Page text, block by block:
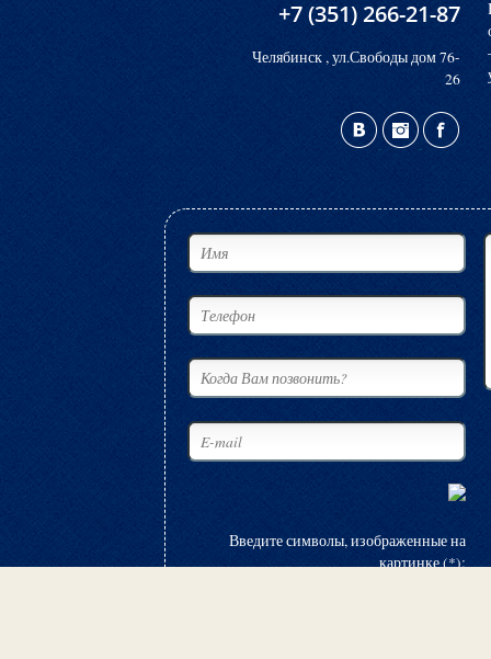
+7 (351) 266-21-87
Челябинск , ул.Свободы дом 76-
26
Введите символы, изображенные на
картинке (*):